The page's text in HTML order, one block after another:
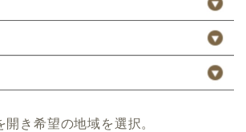
開き希望の地域を選択。